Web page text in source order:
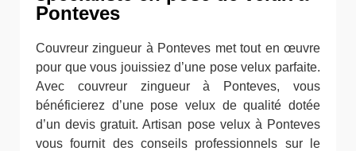
Ponteves
Couvreur zingueur à Ponteves met tout en œuvre
pour que vous jouissiez d’une pose velux parfaite.
Avec couvreur zingueur à Ponteves, vous
bénéficierez d’une pose velux de qualité dotée
d’un devis gratuit. Artisan pose velux à Ponteves
vous fournit des conseils professionnels sur le